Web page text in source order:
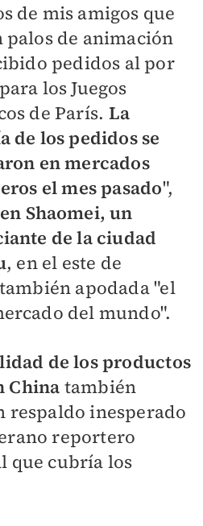
de mis amigos que
palos de animación
pedidos al por
los Juegos
de París. La
de los pedidos se
en mercados
el mes pasado",
Shaomei, un
de la ciudad
, en el este de
apodada "el
del mundo".
de los productos
China también
respaldo inesperado
reportero
que cubría los